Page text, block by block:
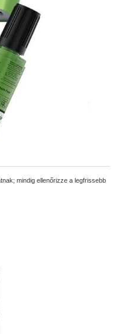
mindig ellenőrizze a legfrissebb